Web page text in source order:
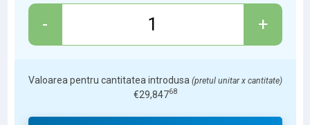
- +
Valoarea pentru cantitatea introdusa (pretul unitar x cantitate)
€29,84768